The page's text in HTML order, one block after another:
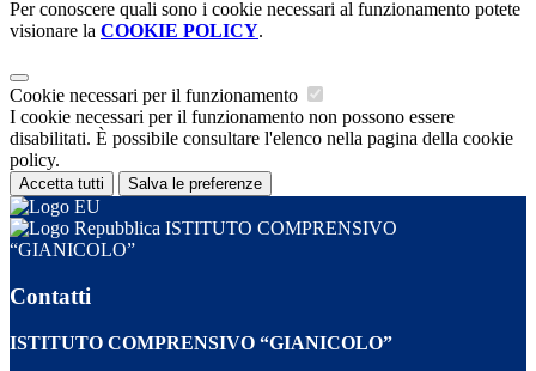
Per conoscere quali sono i cookie necessari al funzionamento potete
visionare la COOKIE POLICY.
Cookie necessari per il funzionamento
I cookie necessari per il funzionamento non possono essere
disabilitati. È possibile consultare l'elenco nella pagina della cookie
policy.
Accetta tutti Salva le preferenze
ISTITUTO COMPRENSIVO
“GIANICOLO”
Contatti
ISTITUTO COMPRENSIVO “GIANICOLO”